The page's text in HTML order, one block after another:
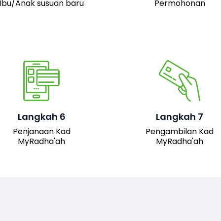
Ibu/Anak susuan baru
Permohonan
Langkah 6
Penjanaan Kad
MyRadha'ah
Setelah permohonan
akan dijana.
Langkah 7
Pengambilan Kad
MyRadha'ah
Pemohon boleh hadir ke
pejabat JAIS untuk
mengambil kad fizikal
MyRadha’ah. Selain itu,
pemohon juga boleh
turun versi digital kad
sistem untuk
kemudahan akses.